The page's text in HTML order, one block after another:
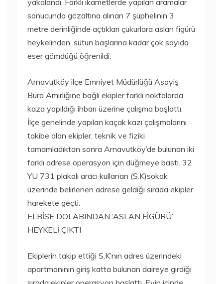
yakalandı. Farklı ikametlerde yapılan aramalar
sonucunda gözaltına alınan 7 şüphelinin 3
metre derinliğinde açtıkları çukurlara aslan figürü
heykelinden, sütun başlarına kadar çok sayıda
eser gömdüğü öğrenildi.
Arnavutköy ilçe Emniyet Müdürlüğü Asayiş
Büro Amirliğine bağlı ekipler farklı noktalarda
kaza yapıldığı ihbarı üzerine çalışma başlattı.
İlçe genelinde yapılan kaçak kazı çalışmalarını
takibe alan ekipler, teknik ve fiziki
tamamladıktan sonra Arnavutköy’de bulunan iki
farklı adrese operasyon için düğmeye bastı. 32
YU 731 plakalı aracı kullanan (S.K)sokak
üzerinde belirlenen adrese geldiği sırada ekipler
harekete geçti.
ELBİSE DOLABINDAN ‘ASLAN FİGÜRÜ’
HEYKELİ ÇIKTI
Ekiplerin takip ettiği S.K’nın adres üzerindeki
apartmanının giriş katta bulunan daireye girdiği